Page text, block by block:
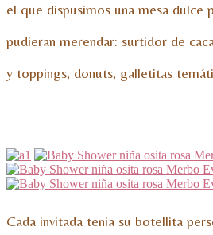
el que dispusimos una mesa dulce
pudieran merendar: surtidor de
y toppings, donuts, galletitas
Cada invitada tenia su botellita